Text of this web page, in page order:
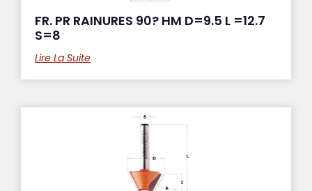
FR. PR RAINURES 90? HM D=9.5 L =12.7
S=8
Lire La Suite